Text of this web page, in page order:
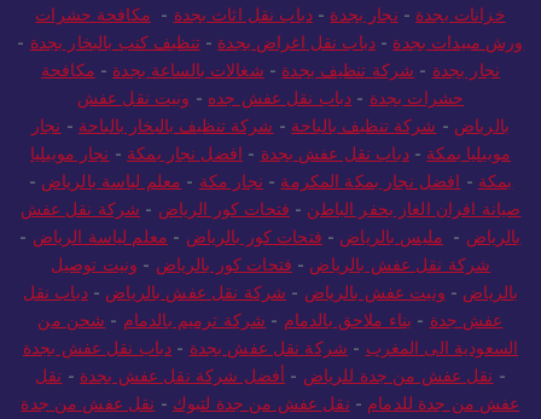
خزانات بجدة - نجار بجدة - دباب نقل اثاث بجدة - مكافحة حشرات
ورش مبيدات بجدة -دباب نقل اغراض بجدة -تنظيف كنب بالبخار بجدة -
نجار بجدة - شركة تنظيف بجدة - شغالات بالساعة بجدة - مكافحة
حشرات بجدة - دباب نقل عفش جده - ونيت نقل عفش
بالرياض - شركة تنظيف بالباحة - شركة تنظيف بالبخار بالباحة - نجار
موبيليا بمكة -دباب نقل عفش بجدة - افضل نجار بمكة - نجار موبيليا
بمكة - افضل نجار بمكة المكرمة - نجار مكة - معلم لياسة بالرياض -
صيانة افران الغاز بحفر الباطن - فتحات كور الرياض - شركة نقل عفش
بالرياض - مليس بالرياض - فتحات كور بالرياض - معلم لياسة الرياض -
شركة نقل عفش بالرياض - فتحات كور بالرياض - ونيت توصيل
بالرياض - ونيت عفش بالرياض - شركة نقل عفش بالرياض -دباب نقل
عفش جدة - بناء ملاحق بالدمام - شركة ترميم بالدمام - شحن من
السعودية الى المغرب - شركة نقل عفش بجدة - دباب نقل عفش بجدة
- نقل عفش من جدة للرياض - أفضل شركة نقل عفش بجدة - نقل
عفش من جدة للدمام - نقل عفش من جدة لتبوك - نقل عفش من جدة